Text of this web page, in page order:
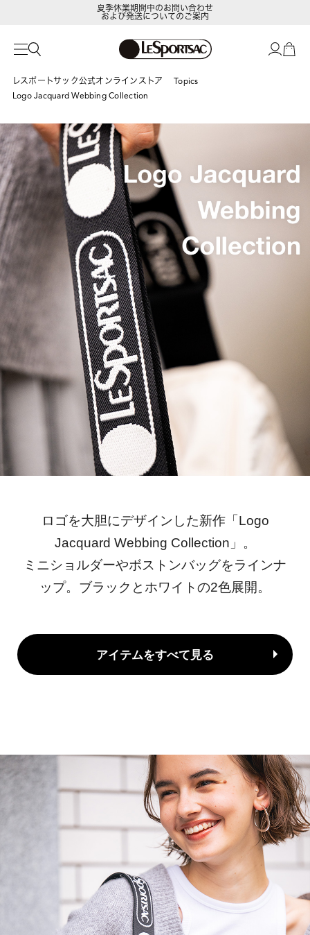
LeSportsac Member's Club
および発送についてのご案内
レスポートサック公式オンラインストア
Topics
Logo Jacquard Webbing Collection
ロゴを大胆にデザインした新作「Logo
Jacquard Webbing Collection」。
ミニショルダーやボストンバッグをラインナ
ップ。ブラックとホワイトの2色展開。
アイテムをすべて見る